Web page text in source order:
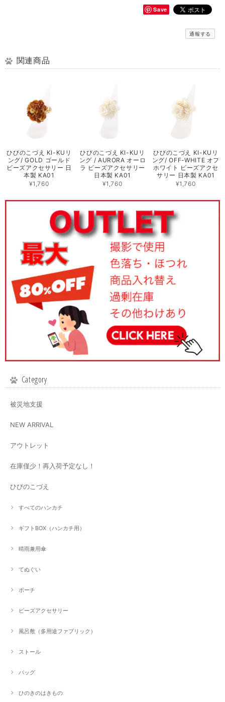
Save
通報する
関連商品
ひびのこづえ KI-KUリ
ング/ GOLD ゴールド
ビーズアクセサリー 日
本製 KA01
¥1,760
ひびのこづえ KI-KUリ
ング / AURORA オーロ
ラ ビーズアクセサリー
日本製 KA01
¥1,760
ひびのこづえ KI-KUリ
ング/ OFF-WHITE オフ
ホワイト ビーズアクセ
サリー 日本製 KA01
¥1,760
Category
被災地支援
NEW ARRIVAL
アウトレット
在庫僅少！再入荷予定なし！
ひびのこづえ
すべてのハンカチ
ギフトBOX（ハンカチ用）
晴雨兼用傘
てぬぐい
ポーチ
ビーズアクセサリー
風呂敷（多用途ファブリック）
ストール
バッグ
ひのきのはきもの